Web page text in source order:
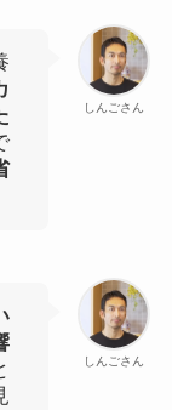
しんごさん
しんごさん